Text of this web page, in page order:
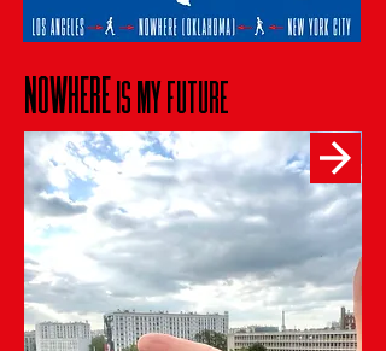
NOWHERE IS MY FUTURE